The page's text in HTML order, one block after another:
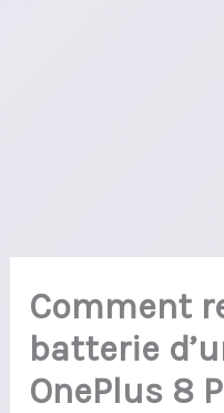
Comment
batterie
OnePlus 8